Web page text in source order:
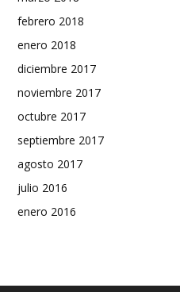
febrero 2018
enero 2018
diciembre 2017
noviembre 2017
octubre 2017
septiembre 2017
agosto 2017
julio 2016
enero 2016